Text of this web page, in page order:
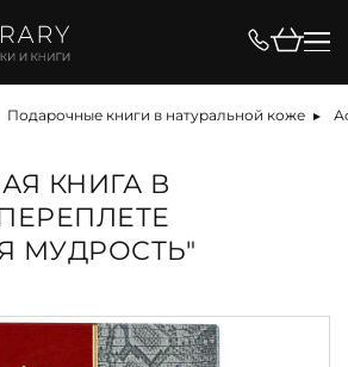
Подарочные книги в натуральной коже
КНИГА В
МУДРОСТЬ"